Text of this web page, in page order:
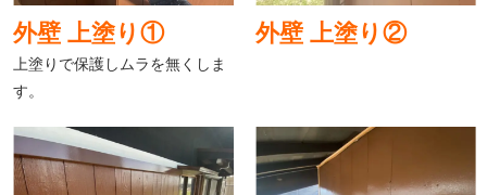
外壁 上塗り①
上塗りで保護しムラを無くしま
す。
外壁 上塗り②